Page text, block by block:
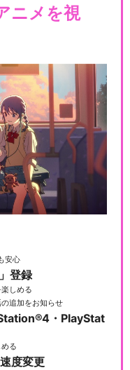
ニメを視
安心
登録
しめる
追加をお知らせ
・PlayStat
る
度変更